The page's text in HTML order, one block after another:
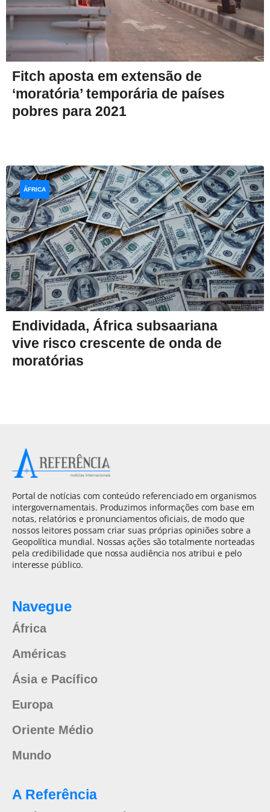
Fitch aposta em extensão de
‘moratória’ temporária de países
pobres para 2021
Endividada, África subsaariana
vive risco crescente de onda de
moratórias
ÁFRICA
Portal de notícias com conteúdo referenciado em organismos
intergovernamentais. Produzimos informações com base em
notas, relatórios e pronunciamentos oficiais, de modo que
nossos leitores possam criar suas próprias opiniões sobre a
Geopolítica mundial. Nossas ações são totalmente norteadas
pela credibilidade que nossa audiência nos atribui e pelo
interesse público.
Navegue
África
Américas
Ásia e Pacífico
Europa
Oriente Médio
Mundo
A Referência